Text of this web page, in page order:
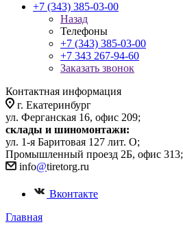
+7 (343) 385-03-00
Назад
Телефоны
+7 (343) 385-03-00
+7 343 267-94-60
Заказать звонок
Контактная информация
г. Екатеринбург
ул. Ферганская 16, офис 209;
склады и шиномонтажи:
ул. 1-я Баритовая 127 лит. О;
Промышленный проезд 2Б, офис 313;
info@tiretorg.ru
Вконтакте
Главная